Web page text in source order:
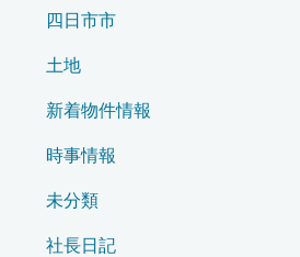
四日市市
土地
新着物件情報
時事情報
未分類
社長日記